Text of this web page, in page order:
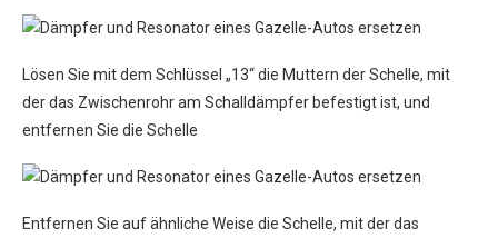
Lösen Sie mit dem Schlüssel „13“ die Muttern der Schelle, mit
der das Zwischenrohr am Schalldämpfer befestigt ist, und
entfernen Sie die Schelle
Entfernen Sie auf ähnliche Weise die Schelle, mit der das